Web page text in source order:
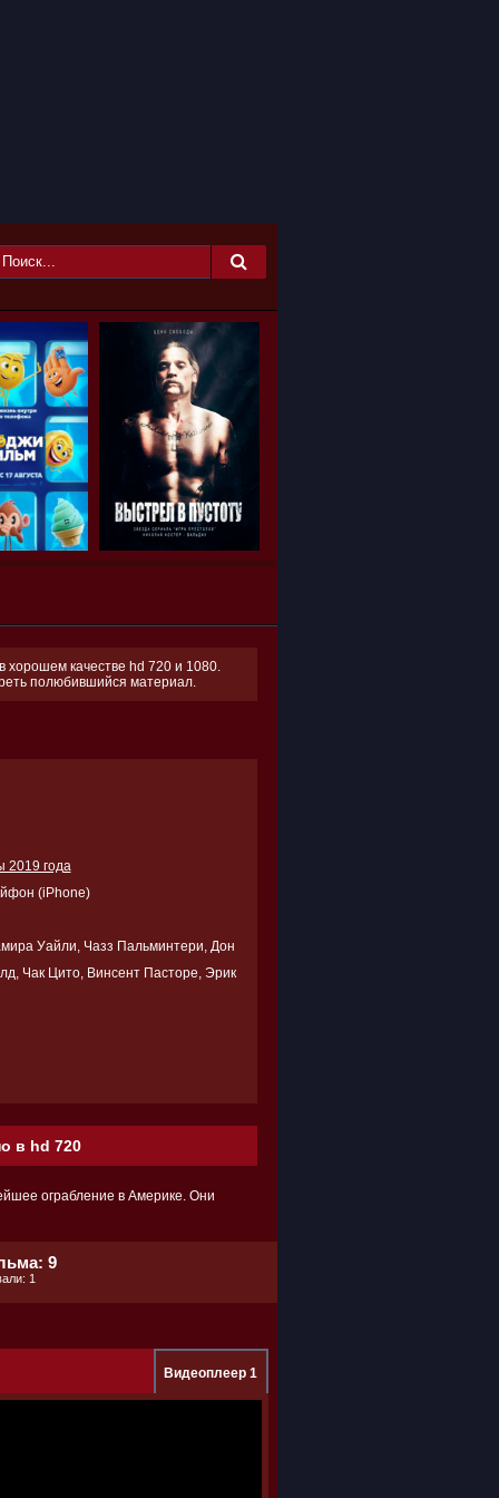
хорошем качестве hd 720 и 1080.
полюбившийся материал.
2019 года
(iPhone)
Уайли, Чазз Пальминтери, Дон
Чак Цито, Винсент Пасторе, Эрик
в hd 720
ограбление в Америке. Они
9
1
Видеоплеер 1